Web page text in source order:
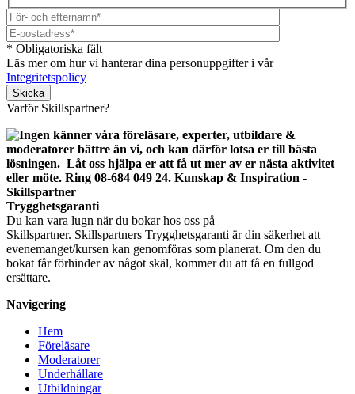
* Obligatoriska fält
Läs mer om hur vi hanterar dina personuppgifter i vår
Integritetspolicy
Lämna detta fält tomt.
Varför Skillspartner?
Trygghetsgaranti
Du kan vara lugn när du bokar hos oss på
Skillspartner. Skillspartners Trygghetsgaranti är din säkerhet att
evenemanget/kursen kan genomföras som planerat. Om den du
bokat får förhinder av något skäl, kommer du att få en fullgod
ersättare.
Navigering
Hem
Föreläsare
Moderatorer
Underhållare
Utbildningar